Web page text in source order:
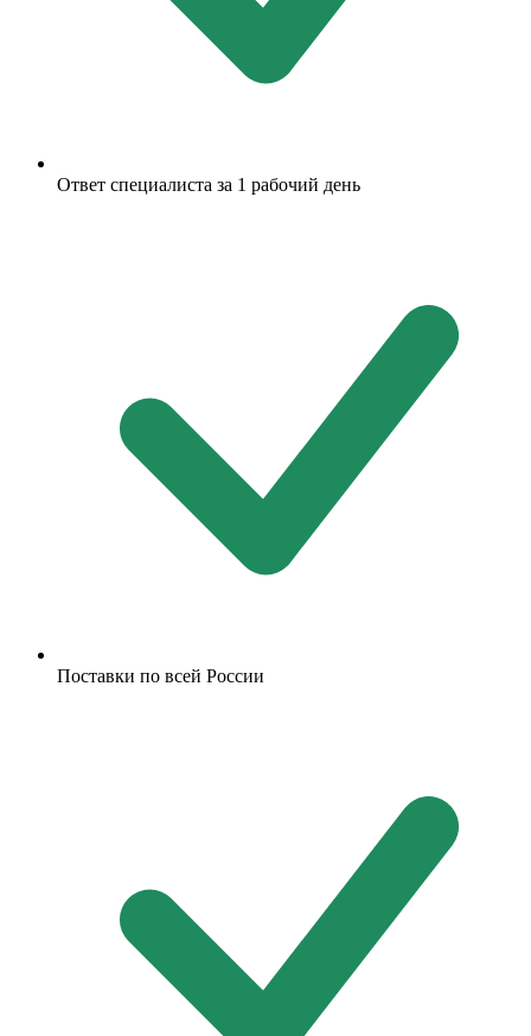
Ответ специалиста за 1 рабочий день
Поставки по всей России